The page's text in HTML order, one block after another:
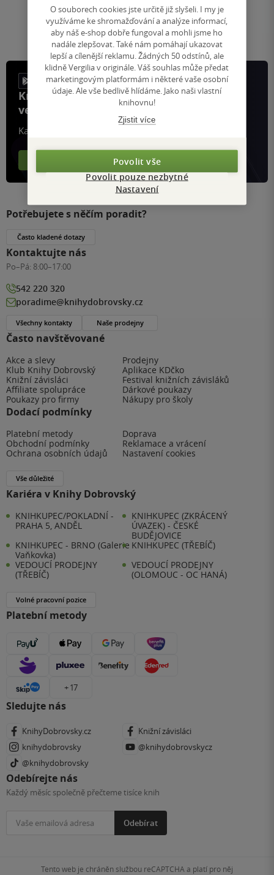
Přejít
na
stránku
Knihy, recenze a klubové výhody
ve vaší kapse a naší appce KDčko
Každý měsíc společně přečteme tisíce knih
Více o klubu
Často navštěvované
Akce a slevy
Prodejny
Klub Knihy Dobrovský
Aplikace KDčko
Knižní závisláci
Festival knižních závisláků
Affiliate spolupráce
Dárkové poukazy
Poukazy pro firmy
Nákupy pro školy
Dodací podmínky
Platební metody
Doprava
Obchodní podmínky
Reklamace a vrácení
Ochrana osobních údajů
Nastavení cookies
Vše důležité
Kariéra v Knihy Dobrovský
KNIHKUPEC/POKLADNÍ -
PRAHA 5, ANDĚL
KNIHKUPEC (ZKRÁCENÝ
ÚVAZEK) - ČESKÉ
BUDĚJOVICE
KNIHKUPEC - BRNO (Galerie
Vaňkovka)
KNIHKUPEC (TŘEBÍČ)
VEDOUCÍ PRODEJNY
(TŘEBÍČ)
VEDOUCÍ PRODEJNY
(OLOMOUC - OC HANÁ)
Volné pracovní pozice
Platební metody
+ 17
Sledujte nás
KnihyDobrovsky.cz
Knižní závisláci
knihydobrovsky
@knihydobrovskycz
@knihydobrovsky
Odebírejte nás
Každý měsíc společně přečteme tisíce knih
Odebírat
Potřebujete s něčím poradit?
Často kladené dotazy
Kontaktujte nás
Po–Pá: 8:00–17:00
542 220 320
poradime@knihydobrovsky.cz
Všechny kontakty Naše prodejny
Tento web je chráněn službou reCAPTCHA a platí pro něj
O souborech cookies jste určitě již slyšeli. I my je
využíváme ke shromažďování a analýze informací,
aby náš e-shop dobře fungoval a mohli jsme ho
nadále zlepšovat. Také nám pomáhají ukazovat
lepší a cílenější reklamu. Žádných 50 odstínů, ale
klidně Vergilia v originále. Váš souhlas může předat
marketingovým platformám i některé vaše osobní
údaje. Ale vše bedlivě hlídáme. Jako naši vlastní
knihovnu!
Zjistit více
Povolit vše
Povolit pouze nezbytné
Nastavení